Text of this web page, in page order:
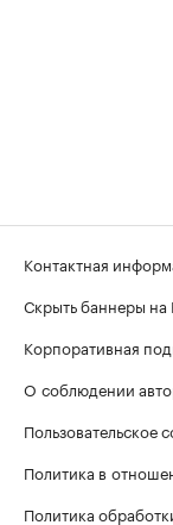
Контактная
Скрыть баннеры на
Корпоративная
О соблюдении
Пользовательское
Политика в
Политика